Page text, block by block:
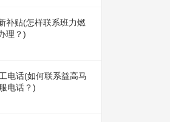
补贴(怎样联系班力燃
理？)
电话(如何联系益高马
电话？)